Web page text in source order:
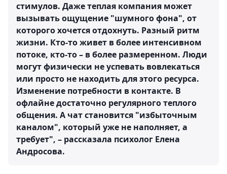
стимулов. Даже теплая компания может
вызывать ощущение "шумного фона", от
которого хочется отдохнуть. Разный ритм
жизни. Кто-то живет в более интенсивном
потоке, кто-то – в более размеренном. Люди
могут физически не успевать вовлекаться
или просто не находить для этого ресурса.
Изменение потребности в контакте. В
офлайне достаточно регулярного теплого
общения. А чат становится "избыточным
каналом", который уже не наполняет, а
требует", – рассказала психолог Елена
Андросова.